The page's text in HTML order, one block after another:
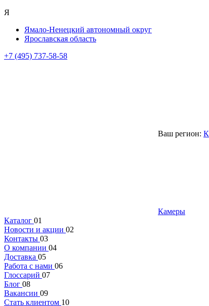
Я
Ямало-Ненецкий автономный округ
Ярославская область
+7 (495) 737-58-58
Ваш регион:
Камеры
Каталог 01
Новости и акции 02
Контакты 03
О компании 04
Доставка 05
Работа с нами 06
Глоссарий 07
Блог 08
Вакансии 09
Стать клиентом 10